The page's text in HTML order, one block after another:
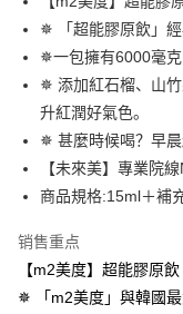
請留意繳費期限為 14 天
有最長 45 天內付款之服
出。使用AFTEE下訂可以
夠在期限內收到商品(例
商品與否，仍需要請您在
二、付款限制
1. 初次使用 AFTEE 時，
2. 結帳金額須大於NT$30
3. 目前僅支援台灣會員
三、聲明條款
付款後全家取貨
每笔NT$100，满
萊爾富取貨付款
每笔NT$100，满
試用-萊爾富取貨付款
免运费
付款後萊爾富取貨
每笔NT$100，满
✵ 「超能膠原飲」經
✵一包擁有6000毫克
✵ 添加紅石榴、山
升紅潤好氣色。
✵ 甚麼時候喝？早晨
【未來美】專業院
商品規格:15ml＋補
销售重点
【m2美度】超能膠原飲
✵ 「m2美度」與韓國